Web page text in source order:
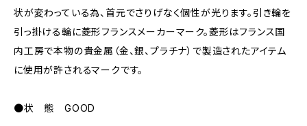
状が変わっている為、首元でさりげなく個性が光ります。引き輪を
引っ掛ける輪に菱形フランスメーカーマーク。菱形はフランス国
内工房で本物の貴金属（金、銀、プラチナ）で製造されたアイテム
に使用が許されるマークです。
●状 態 GOOD